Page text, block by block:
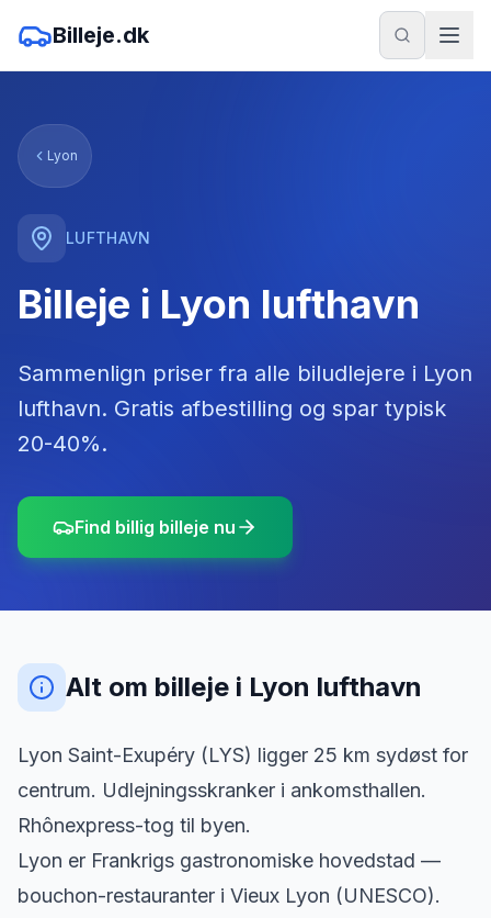
Billeje.dk
Lyon
LUFTHAVN
Billeje i Lyon lufthavn
Sammenlign priser fra alle biludlejere i Lyon
lufthavn. Gratis afbestilling og spar typisk
20-40%.
Find billig billeje nu
Alt om billeje i Lyon lufthavn
Lyon Saint-Exupéry (LYS) ligger 25 km sydøst for
centrum. Udlejningsskranker i ankomsthallen.
Rhônexpress-tog til byen.
Lyon er Frankrigs gastronomiske hovedstad —
bouchon-restauranter i Vieux Lyon (UNESCO).